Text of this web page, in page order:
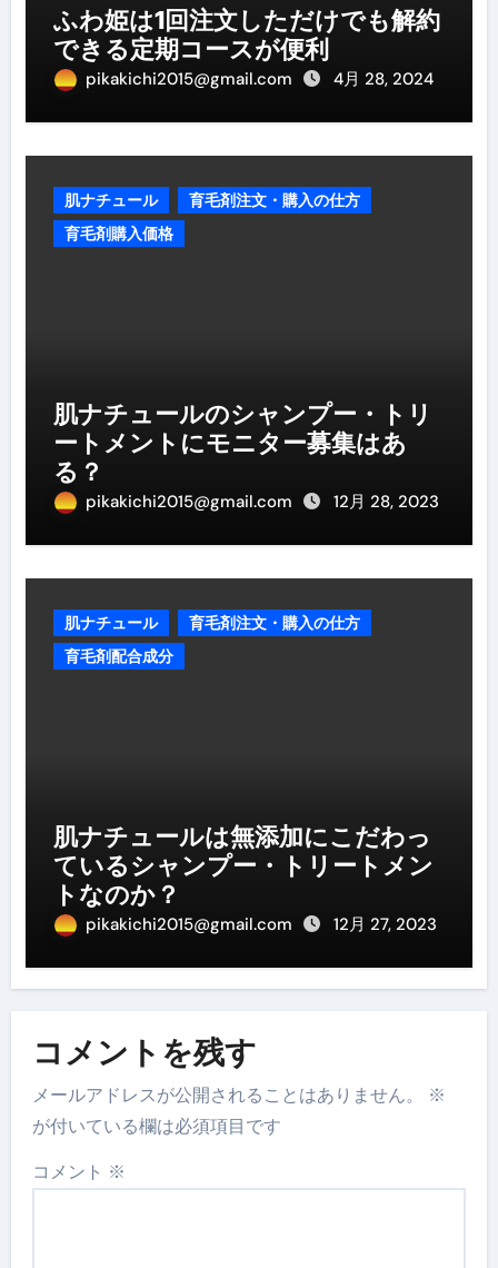
ふわ姫は1回注文しただけでも解約
できる定期コースが便利
pikakichi2015@gmail.com 4月 28, 2024
肌ナチュール
育毛剤注文・購入の仕方
育毛剤購入価格
肌ナチュールのシャンプー・トリ
ートメントにモニター募集はあ
る？
pikakichi2015@gmail.com 12月 28, 2023
肌ナチュール
育毛剤注文・購入の仕方
育毛剤配合成分
肌ナチュールは無添加にこだわっ
ているシャンプー・トリートメン
トなのか？
pikakichi2015@gmail.com 12月 27, 2023
コメントを残す
メールアドレスが公開されることはありません。
※
が付いている欄は必須項目です
コメント ※